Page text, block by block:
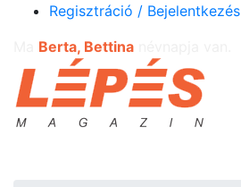
Regisztráció / Bejelentkezés
Berta, Bettina